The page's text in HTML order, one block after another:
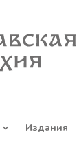
Издания